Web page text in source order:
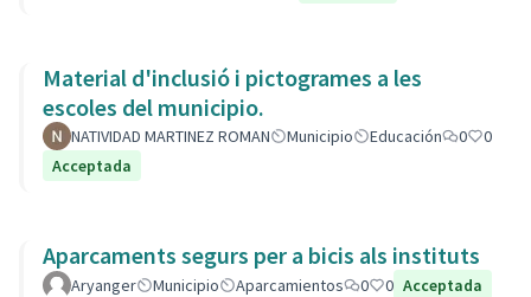
Material d'inclusió i pictogrames a les
escoles del municipio.
NATIVIDAD MARTINEZ ROMAN Municipio Educación 0
0
Acceptada
Aparcaments segurs per a bicis als instituts
Aryanger Municipio Aparcamientos 0 0 Acceptada